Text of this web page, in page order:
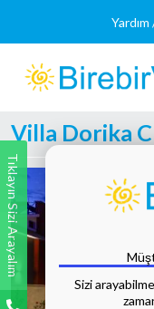
Villa Dorika C
Tıklayın Sizi Arayalım
Sizi